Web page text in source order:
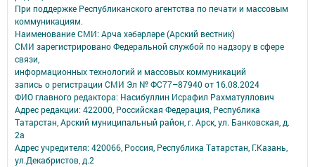
При поддержке Республиканского агентства по печати и массовым
коммуникациям.
Наименование СМИ: Арча хәбәрләре (Арский вестник)
СМИ зарегистрировано Федеральной службой по надзору в сфере
связи,
информационных технологий и массовых коммуникаций
запись о регистрации СМИ Эл № ФС77–87940 от 16.08.2024
ФИО главного редактора: Насибуллин Исрафил Рахматуллович
Адрес редакции: 422000, Российская Федерация, Республика
Татарстан, Арский муниципальный район, г. Арск, ул. Банковская, д.
2а
Адрес учредителя: 420066, Россия, Республика Татарстан, Г.Казань,
ул.Декабристов, д.2